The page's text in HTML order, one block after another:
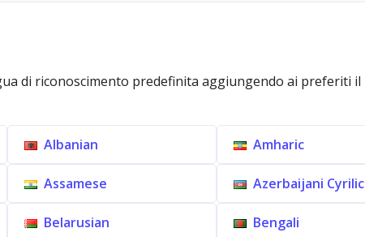
di riconoscimento predefinita aggiungendo ai preferiti il
Albanian Amharic
Assamese Azerbaijani Cyrilic
Belarusian Bengali